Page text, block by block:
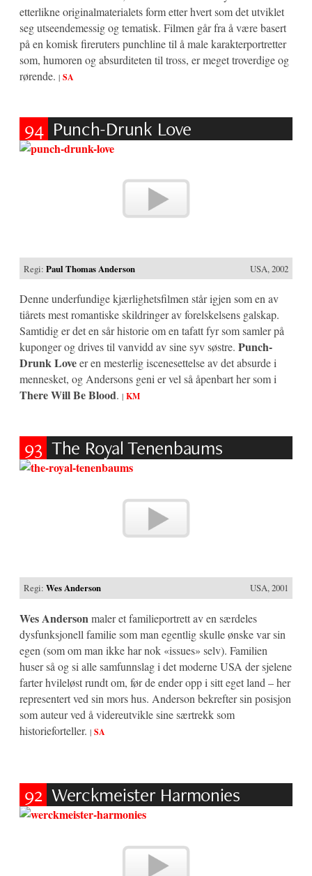
etterlikne originalmaterialets form etter hvert som det utviklet
seg utseendemessig og tematisk. Filmen går fra å være basert
på en komisk fireruters punchline til å male karakterportretter
som, humoren og absurditeten til tross, er meget troverdige og
rørende. | SA
94 Punch-Drunk Love
Regi:Paul Thomas Anderson USA, 2002
Denne underfundige kjærlighetsfilmen står igjen som en av
tiårets mest romantiske skildringer av forelskelsens galskap.
Samtidig er det en sår historie om en tafatt fyr som samler på
kuponger og drives til vanvidd av sine syv søstre. Punch-
Drunk Loveer en mesterlig iscenesettelse av det absurde i
mennesket, og Andersons geni er vel så åpenbart her som i
There Will Be Blood. | KM
93 The Royal Tenenbaums
Regi:Wes Anderson USA, 2001
Wes Andersonmaler et familieportrett av en særdeles
dysfunksjonell familie som man egentlig skulle ønske var sin
egen (som om man ikke har nok «issues» selv). Familien
huser så og si alle samfunnslag i det moderne USA der sjelene
farter hvileløst rundt om, før de ender opp i sitt eget land – her
representert ved sin mors hus. Anderson bekrefter sin posisjon
som auteur ved å videreutvikle sine særtrekk som
historieforteller. | SA
92 Werckmeister Harmonies